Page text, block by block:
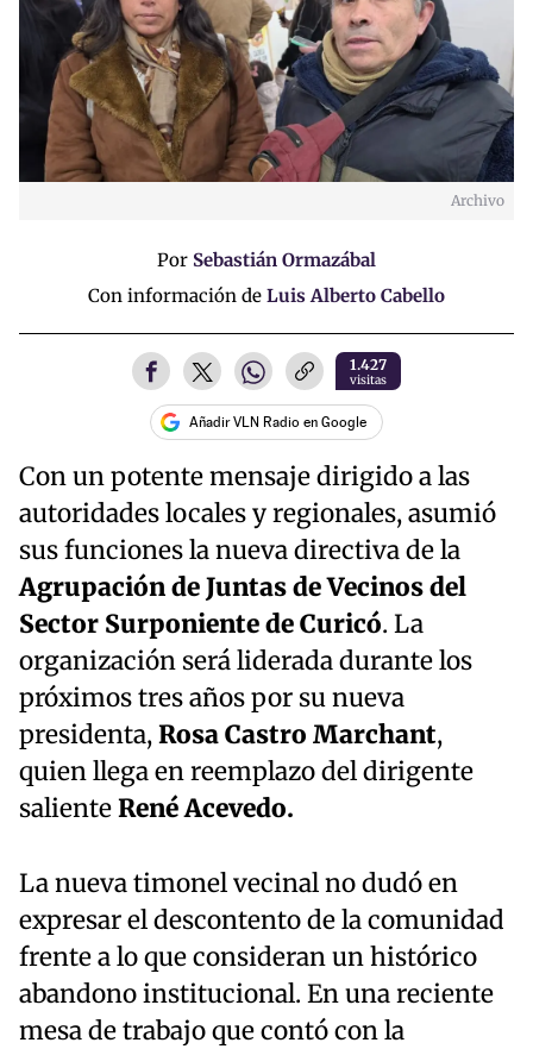
Archivo
Por Sebastián Ormazábal
Con información de Luis Alberto Cabello
1.427
visitas
Añadir VLN Radio en Google
Con un potente mensaje dirigido a las
autoridades locales y regionales, asumió
sus funciones la nueva directiva de la
Agrupación de Juntas de Vecinos del
Sector Surponiente de Curicó. La
organización será liderada durante los
próximos tres años por su nueva
presidenta,Rosa Castro Marchant,
quien llega en reemplazo del dirigente
salienteRené Acevedo.
La nueva timonel vecinal no dudó en
expresar el descontento de la comunidad
frente a lo que consideran un histórico
abandono institucional. En una reciente
mesa de trabajo que contó con la